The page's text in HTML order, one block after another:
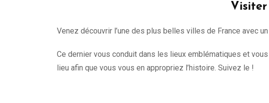
Venez découvrir l’une des plus belles villes de France avec
Ce dernier vous conduit dans les lieux emblématiques et
lieu afin que vous vous en appropriez l’histoire. Suivez le !